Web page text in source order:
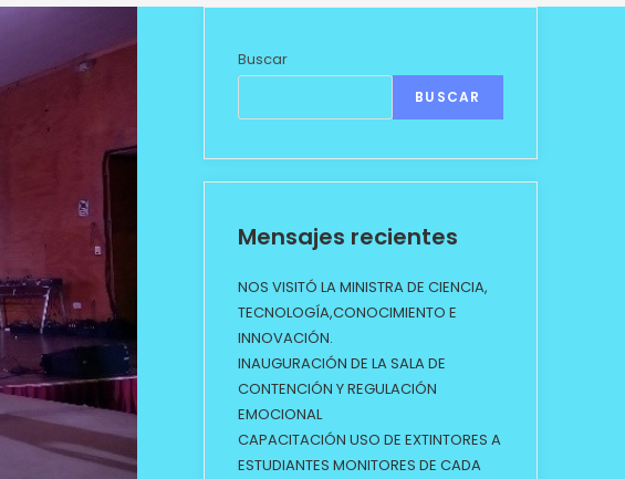
Buscar
BUSCAR
Mensajes recientes
NOS VISITÓ LA MINISTRA DE CIENCIA,
TECNOLOGÍA,CONOCIMIENTO E
INNOVACIÓN.
INAUGURACIÓN DE LA SALA DE
CONTENCIÓN Y REGULACIÓN
EMOCIONAL
CAPACITACIÓN USO DE EXTINTORES A
ESTUDIANTES MONITORES DE CADA